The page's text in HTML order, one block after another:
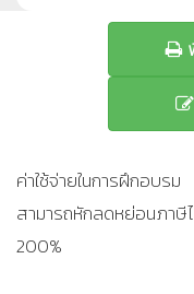
ค่าใช้จ่ายในการฝึกอบรม
สามารถหักลดหย่อนภาษี
200%